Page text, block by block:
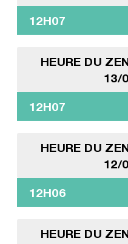
12H07
HEURE DU
13/
12H07
HEURE DU
12/
12H06
HEURE DU